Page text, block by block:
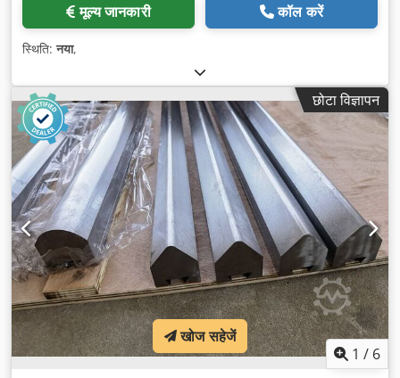
मूल्य जानकारी कॉल करें
स्थिति:नया,
छोटा विज्ञापन
1 / 6
खोज सहेजें